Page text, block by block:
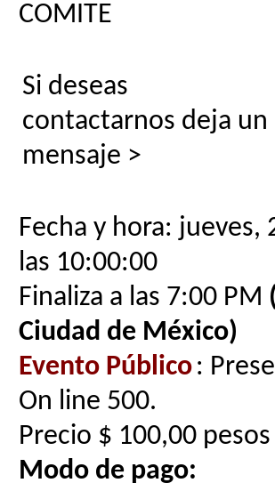
COMITE
Si deseas
contactarnos deja un
mensaje >
Fecha y hora: jueves,
las 10:00:00
Finaliza a las 7:00 PM
Ciudad de México)
Evento Público:
On line 500.
Precio $ 100,00 pesos
Modo de pago: